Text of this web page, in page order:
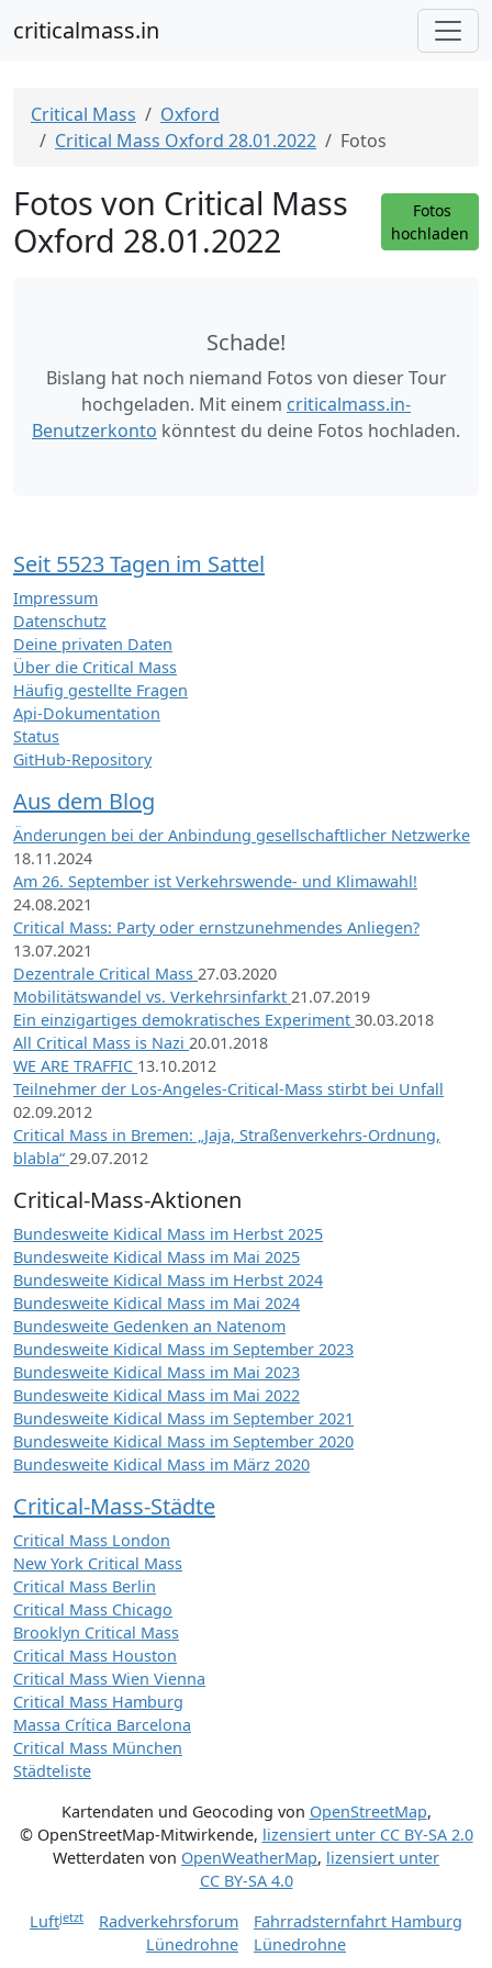
criticalmass.in
Critical Mass
Oxford
Critical Mass Oxford 28.01.2022
Fotos
Fotos von Critical Mass
Oxford 28.01.2022
Fotos
hochladen
Schade!
Bislang hat noch niemand Fotos von dieser Tour
hochgeladen. Mit einem criticalmass.in-
Benutzerkonto könntest du deine Fotos hochladen.
Seit 5523 Tagen im Sattel
Impressum
Datenschutz
Deine privaten Daten
Über die Critical Mass
Häufig gestellte Fragen
Api-Dokumentation
Status
GitHub-Repository
Aus dem Blog
Änderungen bei der Anbindung gesellschaftlicher Netzwerke
18.11.2024
Am 26. September ist Verkehrswende- und Klimawahl!
24.08.2021
Critical Mass: Party oder ernstzunehmendes Anliegen?
13.07.2021
Dezentrale Critical Mass 27.03.2020
Mobilitätswandel vs. Verkehrsinfarkt 21.07.2019
Ein einzigartiges demokratisches Experiment 30.03.2018
All Critical Mass is Nazi 20.01.2018
WE ARE TRAFFIC 13.10.2012
Teilnehmer der Los-Angeles-Critical-Mass stirbt bei Unfall
02.09.2012
Critical Mass in Bremen: „Jaja, Straßenverkehrs-Ordnung,
blabla“ 29.07.2012
Critical-Mass-Aktionen
Bundesweite Kidical Mass im Herbst 2025
Bundesweite Kidical Mass im Mai 2025
Bundesweite Kidical Mass im Herbst 2024
Bundesweite Kidical Mass im Mai 2024
Bundesweite Gedenken an Natenom
Bundesweite Kidical Mass im September 2023
Bundesweite Kidical Mass im Mai 2023
Bundesweite Kidical Mass im Mai 2022
Bundesweite Kidical Mass im September 2021
Bundesweite Kidical Mass im September 2020
Bundesweite Kidical Mass im März 2020
Critical-Mass-Städte
Critical Mass London
New York Critical Mass
Critical Mass Berlin
Critical Mass Chicago
Brooklyn Critical Mass
Critical Mass Houston
Critical Mass Wien Vienna
Critical Mass Hamburg
Massa Crítica Barcelona
Critical Mass München
Städteliste
Kartendaten und Geocoding von OpenStreetMap,
© OpenStreetMap-Mitwirkende, lizensiert unter CC BY-SA 2.0
Wetterdaten von OpenWeatherMap, lizensiert unter
CC BY-SA 4.0
Luftjetzt Radverkehrsforum
Fahrradsternfahrt Hamburg
Lünedrohne
Lünedrohne